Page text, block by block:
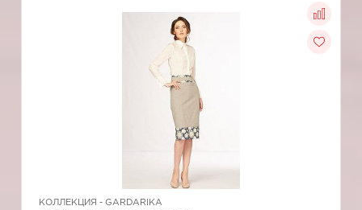
КОЛЛЕКЦИЯ - GARDARIKA